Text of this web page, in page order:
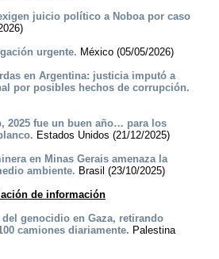
juicio político a Noboa por caso
urgente. México (05/05/2026)
en Argentina: justicia imputó a
por posibles hechos de corrupción.
2025 fue un buen año… para los
Estados Unidos (21/12/2025)
en Minas Gerais amenaza la
ambiente. Brasil (23/10/2025)
de información
genocidio en Gaza, retirando
camiones diariamente. Palestina